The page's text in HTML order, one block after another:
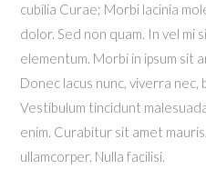
cubilia Curae; Morbi lacinia
dolor. Sed non quam. In vel mi
elementum. Morbi in ipsum sit
Donec lacus nunc, viverra
Vestibulum tincidunt
enim. Curabitur sit amet
ullamcorper. Nulla facilisi.